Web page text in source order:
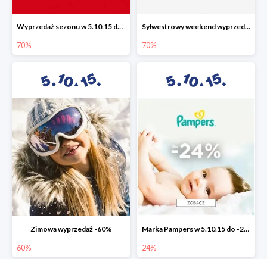
Wyprzedaż sezonu w 5.10.15 do -70%
70%
Sylwestrowy weekend wyprzedaży do -70%
70%
Zimowa wyprzedaż -60%
60%
Marka Pampers w 5.10.15 do -24%
24%